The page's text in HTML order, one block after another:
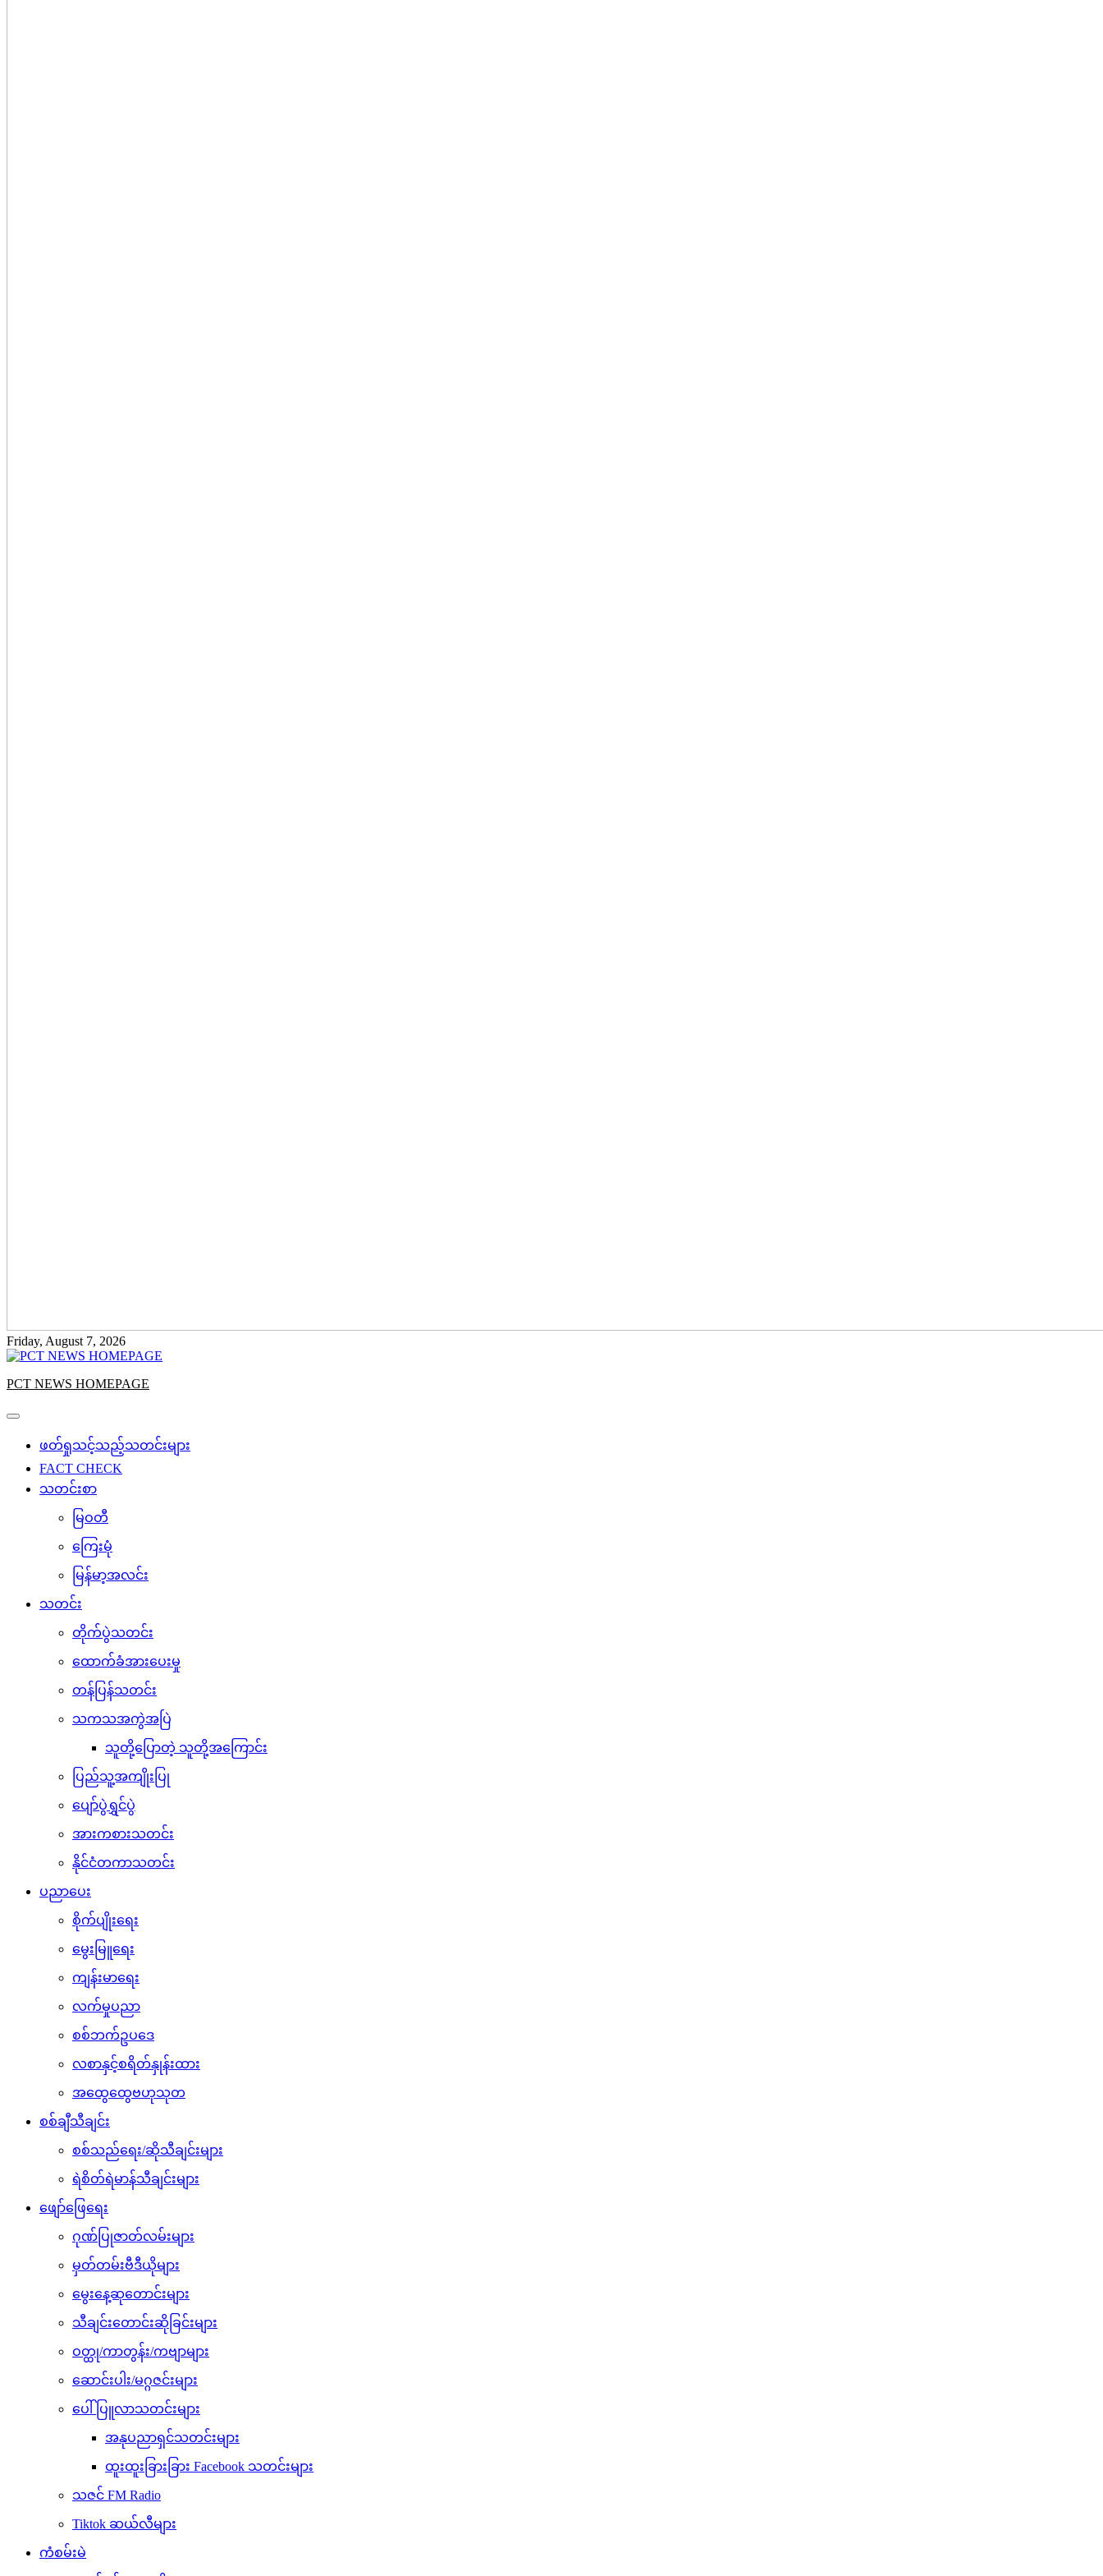
Friday, August 7, 2026
PCT NEWS HOMEPAGE
ဖတ်ရှုသင့်သည့်သတင်းများ
FACT CHECK
သတင်းစာ
မြဝတီ
ကြေးမုံ
မြန်မာ့အလင်း
သတင်း
တိုက်ပွဲသတင်း
ထောက်ခံအားပေးမှု
တန်ပြန်သတင်း
သကသအကွဲအပြဲ
သူတို့ပြောတဲ့ သူတို့အကြောင်း
ပြည်သူ့အကျိုးပြု
ပျော်ပွဲရွှင်ပွဲ
အားကစားသတင်း
နိုင်ငံတကာသတင်း
ပညာပေး
စိုက်ပျိုးရေး
မွေးမြူရေး
ကျန်းမာရေး
လက်မှုပညာ
စစ်ဘက်ဥပဒေ
လစာနှင့်စရိတ်နှုန်းထား
အထွေထွေဗဟုသုတ
စစ်ချီသီချင်း
စစ်သည်ရေး/ဆိုသီချင်းများ
ရဲစိတ်ရဲမာန်သီချင်းများ
ဖျော်ဖြေရေး
ဂုဏ်ပြုဇာတ်လမ်းများ
မှတ်တမ်းဗီဒီယိုများ
မွေးနေ့ဆုတောင်းများ
သီချင်းတောင်းဆိုခြင်းများ
ဝတ္ထု/ကာတွန်း/ကဗျာများ
ဆောင်းပါး/မဂ္ဂဇင်းများ
ပေါ်ပြူလာသတင်းများ
အနုပညာရှင်သတင်းများ
ထူးထူးခြားခြား Facebook သတင်းများ
သဇင် FM Radio
Tiktok ဆယ်လီများ
ကံစမ်းမဲ